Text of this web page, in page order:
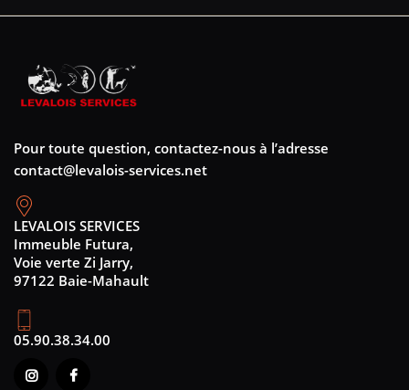
Pour toute question, contactez-nous à l’adresse
contact@levalois-services.net
LEVALOIS SERVICES
Immeuble Futura,
Voie verte Zi Jarry,
97122 Baie-Mahault
05.90.38.34.00